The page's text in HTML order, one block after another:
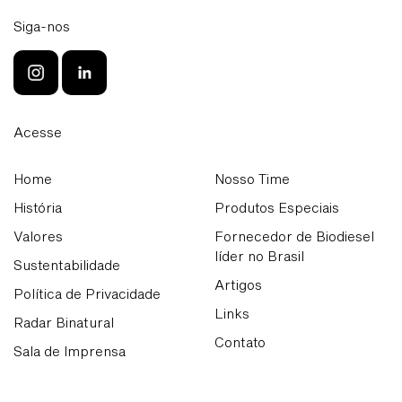
Siga-nos
Acesse
Home
História
Valores
Sustentabilidade
Política de Privacidade
Radar Binatural
Sala de Imprensa
Nosso Time
Produtos Especiais
Fornecedor de Biodiesel
líder no Brasil
Artigos
Links
Contato